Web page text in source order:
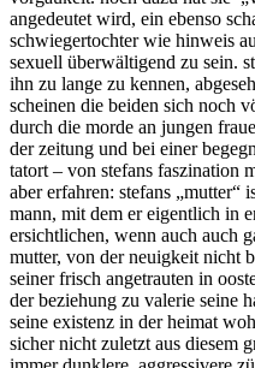
angedeutet wird, ein ebenso
schwiegertochter wie hinweis
sexuell überwältigend zu sein.
ihn zu lange zu kennen,
scheinen die beiden sich noch
durch die morde an jungen
der zeitung und bei einer
tatort – von stefans faszination
aber erfahren: stefans „mutter“
mann, mit dem er eigentlich in
ersichtlichen, wenn auch auch
mutter, von der neuigkeit nicht
seiner frisch angetrauten in
der beziehung zu valerie seine
seine existenz in der heimat
sicher nicht zuletzt aus diesem